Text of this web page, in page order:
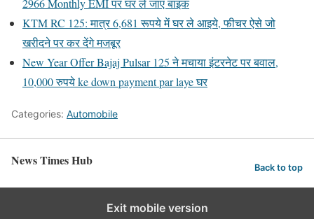
2966 Monthly EMI पर घर ले जाएं बाइक
KTM RC 125: मात्र 6,681 रूपये में घर ले आइये, फीचर ऐसे जो
खरीदने पर कर देंगे मजबूर
New Year Offer Bajaj Pulsar 125 ने मचाया इंटरनेट पर बवाल,
10,000 रुपये ke down payment par laye घर
Categories: Automobile
News Times Hub Back to top
Exit mobile version